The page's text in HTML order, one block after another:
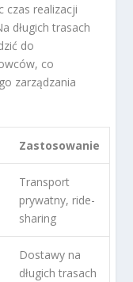
czas realizacji
długich trasach
do
co
zarządzania
Zastosowanie
Transport
prywatny, ride-
sharing
Dostawy na
długich trasach